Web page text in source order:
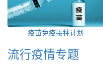
疫苗免疫接种计划
流行疫情专题